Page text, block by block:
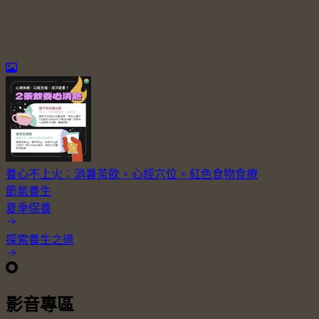
養心不上火：消暑茶飲 × 心經穴位 × 紅色食物食療
節氣養生
夏季保養
探索養生之道
影音專區